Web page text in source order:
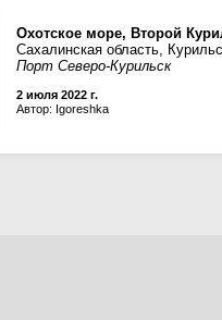
Охотское море, Второй
Сахалинская область,
Порт Северо-Курильск
2 июля 2022 г.
Автор: Igoreshka